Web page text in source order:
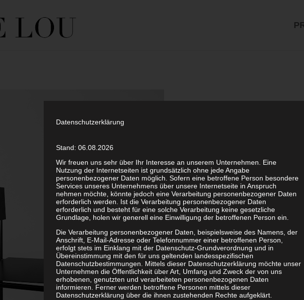
Datenschutzerklärung
Stand: 06.08.2026
Wir freuen uns sehr über Ihr Interesse an unserem Unternehmen. Eine
Nutzung der Internetseiten ist grundsätzlich ohne jede Angabe
personenbezogener Daten möglich. Sofern eine betroffene Person besondere
Services unseres Unternehmens über unsere Internetseite in Anspruch
nehmen möchte, könnte jedoch eine Verarbeitung personenbezogener Daten
erforderlich werden. Ist die Verarbeitung personenbezogener Daten
erforderlich und besteht für eine solche Verarbeitung keine gesetzliche
Grundlage, holen wir generell eine Einwilligung der betroffenen Person ein.
Die Verarbeitung personenbezogener Daten, beispielsweise des Namens, der
Anschrift, E-Mail-Adresse oder Telefonnummer einer betroffenen Person,
erfolgt stets im Einklang mit der Datenschutz-Grundverordnung und in
Übereinstimmung mit den für uns geltenden landesspezifischen
Datenschutzbestimmungen. Mittels dieser Datenschutzerklärung möchte unser
Unternehmen die Öffentlichkeit über Art, Umfang und Zweck der von uns
erhobenen, genutzten und verarbeiteten personenbezogenen Daten
informieren. Ferner werden betroffene Personen mittels dieser
Datenschutzerklärung über die ihnen zustehenden Rechte aufgeklärt.